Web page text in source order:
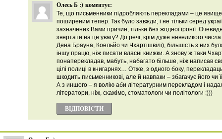
Олесь Б :) коментує:
Те, що письменники підробляють перекладами – це
поширеним тепер. Так було завжди, і не тільки серед
зазначених Вами причин, тільки без жодної іронії.
звертати на це увагу? До речі, крім дуже невеликого
Дена Брауна, Коельйо чи Чхартішвілі), більшість з них
іншу працю, ніж писати власні книжки. А знову ж таки
понаперекладав, мабуть, набагато більше, ніж написав
цілі полиці в книгарнях… Отже, з одного боку,
шкодить письменникові, але й навпаки – збагачує його чи
А з иншого – я волію аби літературним перекладом і
літератори, ніж, скажімо, стоматологи чи політологи :)))
ВІДПОВІCТИ